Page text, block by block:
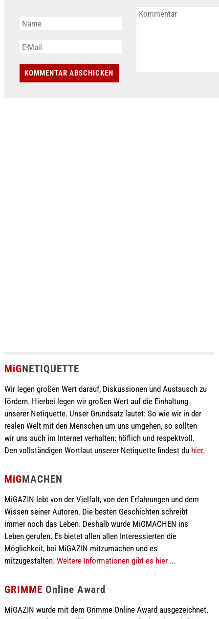
MiGNETIQUETTE
Wir legen großen Wert darauf, Diskussionen und Austausch zu
fördern. Hierbei legen wir großen Wert auf die Einhaltung
unserer Netiquette. Unser Grundsatz lautet: So wie wir in der
realen Welt mit den Menschen um uns umgehen, so sollten
wir uns auch im Internet verhalten: höflich und respektvoll.
Den vollständigen Wortlaut unserer Netiquette findest du hier.
MiGMACHEN
MiGAZIN lebt von der Vielfalt, von den Erfahrungen und dem
Wissen seiner Autoren. Die besten Geschichten schreibt
immer noch das Leben. Deshalb wurde MiGMACHEN ins
Leben gerufen. Es bietet allen allen Interessierten die
Möglichkeit, bei MiGAZIN mitzumachen und es
mitzugestalten. Weitere Informationen gibt es hier ...
GRIMME Online Award
MiGAZIN wurde mit dem Grimme Online Award ausgezeichnet.